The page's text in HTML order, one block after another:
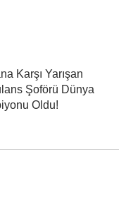
Karşı Yarışan
Şoförü Dünya
Oldu!